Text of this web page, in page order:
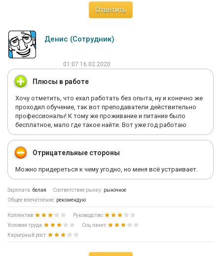
Ответить
Денис (Сотрудник)
01:07 16.02.2020
Плюсы в работе
Хочу отметить, что ехал работать без опыта, ну и конечно же
проходил обучение, так вот преподаватели действительно
профессионалы! К тому же проживание и питание было
бесплатное, мало где такое найти. Вот уже год работаю
Отрицательные стороны
Можно придереться к чему угодно, но меня всё устраивает.
Зарплата: белая Соответствие рынку: рыночное
Общее впечатление: рекомендую
Коллектив:
Руководство:
Условия труда:
Соц.пакет:
Карьерный рост: